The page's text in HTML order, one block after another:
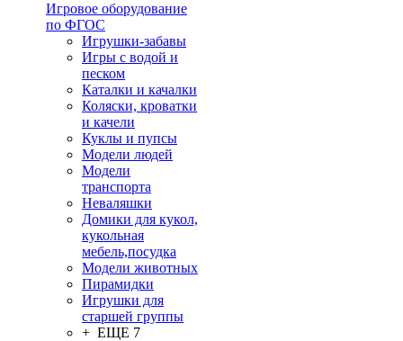
Игровое оборудование
по ФГОС
Игрушки-забавы
Игры с водой и
песком
Каталки и качалки
Коляски, кроватки
и качели
Куклы и пупсы
Модели людей
Модели
транспорта
Неваляшки
Домики для кукол,
кукольная
мебель,посудка
Модели животных
Пирамидки
Игрушки для
старшей группы
+ ЕЩЕ 7